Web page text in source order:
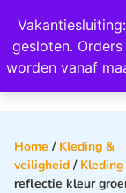
gesloten.
worden vanaf
Home / Kleding &
veiligheid / Kleding
reflectie kleur